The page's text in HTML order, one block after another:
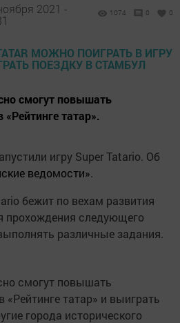
2021 -
1074 0 0
смогут повышать
татар».
игру Super Tatario. Об
ведомости».
бежит по вехам развития
прохождения следующего
различные задания.
смогут повышать
татар» и выиграть
города исторического